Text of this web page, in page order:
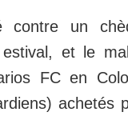
contre un
et le
FC en
achetés